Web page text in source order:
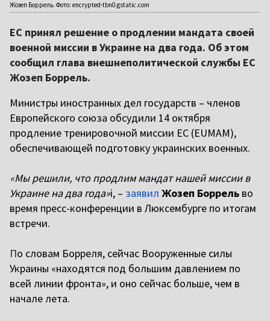
Жозеп Боррель. Фото: encrypted-tbn0.gstatic.com
ЕС принял решение о продлении мандата своей
военной миссии в Украине на два года. Об этом
сообщил глава внешнеполитической службы ЕС
Жозеп Боррель.
Министры иностранных дел государств – членов
Европейского союза обсудили 14 октября
продление тренировочной миссии ЕС (EUMAM),
обеспечивающей подготовку украинских военных.
«Мы решили, что продлим мандат нашей миссии в
Украине на два года»і, – заявил Жозеп Боррель во
время пресс-конференции в Люксембурге по итогам
встречи.
По словам Борреля, сейчас Вооруженные силы
Украины «находятся под большим давлением по
всей линии фронта», и оно сейчас больше, чем в
начале лета.